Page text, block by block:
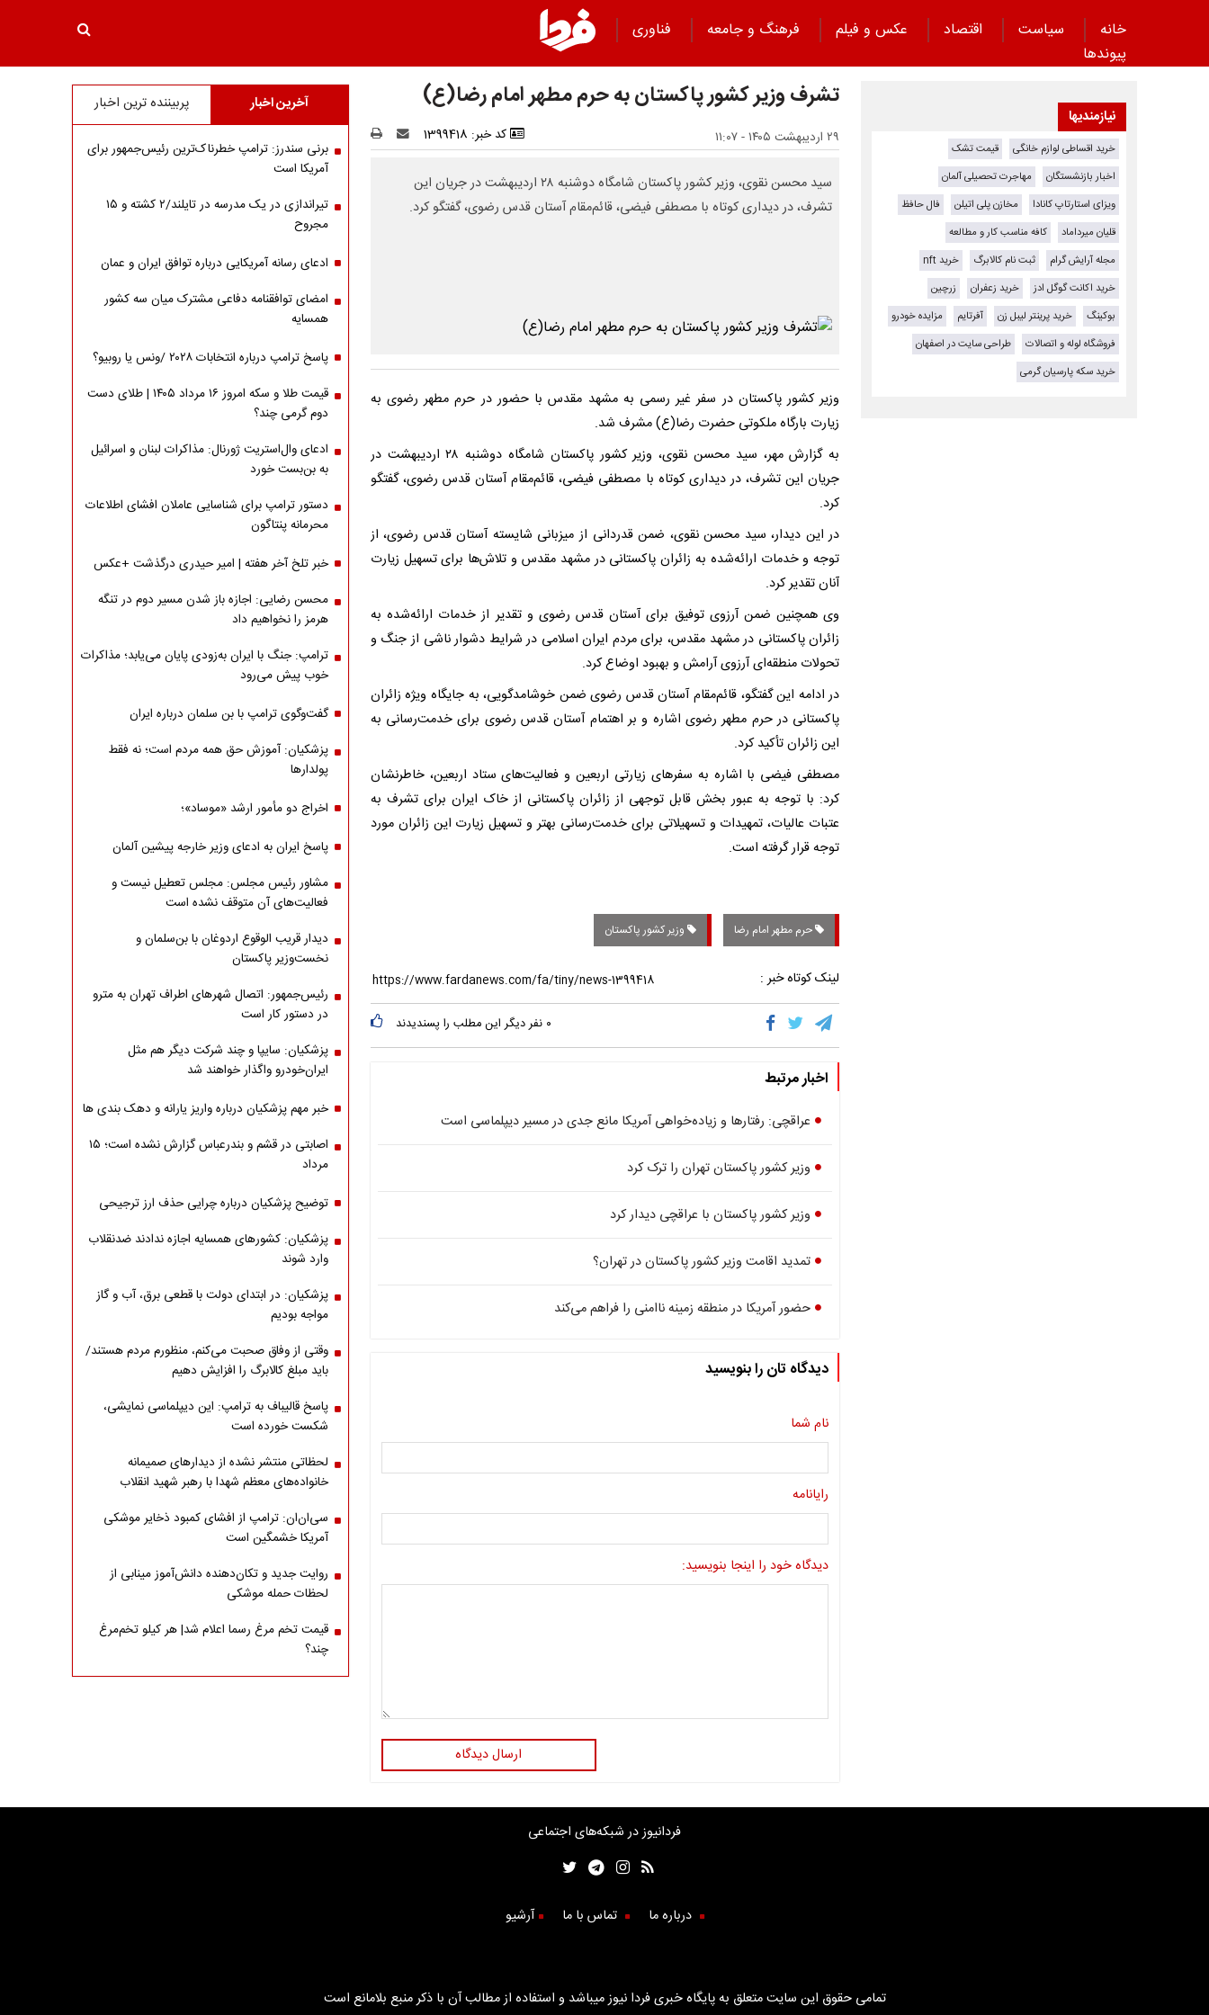
خانه سیاست اقتصاد عکس و فیلم فرهنگ و جامعه
فناوری
پیوند‌ها
تشرف وزیر کشور پاکستان به حرم مطهر امام رضا(ع)
۲۹ اردیبهشت ۱۴۰۵ - ۱۱:۰۷ کد خبر: 1399418
سید محسن نقوی، وزیر کشور پاکستان شامگاه دوشنبه ۲۸ اردیبهشت در جریان این
تشرف، در دیداری کوتاه با مصطفی فیضی، قائم‌مقام آستان قدس رضوی، گفتگو کرد.
وزیر کشور پاکستان در سفر غیر رسمی به مشهد مقدس با حضور در حرم مطهر رضوی به
زیارت بارگاه ملکوتی حضرت رضا(ع) مشرف شد.
به گزارش مهر، سید محسن نقوی، وزیر کشور پاکستان شامگاه دوشنبه ۲۸ اردیبهشت در
جریان این تشرف، در دیداری کوتاه با مصطفی فیضی، قائم‌مقام آستان قدس رضوی، گفتگو
کرد.
در این دیدار، سید محسن نقوی، ضمن قدردانی از میزبانی شایسته آستان قدس رضوی، از
توجه و خدمات ارائه‌شده به زائران پاکستانی در مشهد مقدس و تلاش‌ها برای تسهیل زیارت
آنان تقدیر کرد.
وی همچنین ضمن آرزوی توفیق برای آستان قدس رضوی و تقدیر از خدمات ارائه‌شده به
زائران پاکستانی در مشهد مقدس، برای مردم ایران اسلامی در شرایط دشوار ناشی از جنگ و
تحولات منطقه‌ای آرزوی آرامش و بهبود اوضاع کرد.
در ادامه این گفتگو، قائم‌مقام آستان قدس رضوی ضمن خوشامدگویی، به جایگاه ویژه زائران
پاکستانی در حرم مطهر رضوی اشاره و بر اهتمام آستان قدس رضوی برای خدمت‌رسانی به
این زائران تأکید کرد.
مصطفی فیضی با اشاره به سفرهای زیارتی اربعین و فعالیت‌های ستاد اربعین، خاطرنشان
کرد: با توجه به عبور بخش قابل توجهی از زائران پاکستانی از خاک ایران برای تشرف به
عتبات عالیات، تمهیدات و تسهیلاتی برای خدمت‌رسانی بهتر و تسهیل زیارت این زائران مورد
توجه قرار گرفته است.
حرم مطهر امام رضا وزیر کشور پاکستان
لینک کوتاه خبر :
۰ نفر دیگر این مطلب را پسندیدند
اخبار مرتبط
عراقچی: رفتارها و زیاده‌خواهی آمریکا مانع جدی در مسیر دیپلماسی است
وزیر کشور پاکستان تهران را ترک کرد
وزیر کشور پاکستان با عراقچی دیدار کرد
تمدید اقامت وزیر کشور پاکستان در تهران؟
حضور آمریکا در منطقه زمینه ناامنی را فراهم می‌کند
دیدگاه تان را بنویسید
نام شما
رایانامه
دیدگاه خود را اینجا بنویسید:
ارسال دیدگاه
نیازمندیها
خرید اقساطی لوازم خانگی
قیمت تشک
اخبار بازنشستگان
مهاجرت تحصیلی آلمان
ویزای استارتاپ کانادا
مخازن پلی اتیلن
فال حافظ
قلیان میرداماد
کافه مناسب کار و مطالعه
مجله آرایش گرام
ثبت نام کالابرگ
خرید nft
خرید اکانت گوگل ادز
خرید زعفران
زرچین
بوکینگ
خرید پرینتر لیبل زن آفرتایم
مزایده خودرو
فروشگاه لوله و اتصالات
طراحی سایت در اصفهان
خرید سکه پارسیان گرمی
آخرین اخبار پربیننده ترین اخبار
برنی سندرز: ترامپ خطرناک‌ترین رئیس‌جمهور برای
آمریکا است
تیراندازی در یک مدرسه در تایلند/۲ کشته و ۱۵
مجروح
ادعای رسانه آمریکایی درباره توافق ایران و عمان
امضای توافقنامه دفاعی مشترک میان سه کشور
همسایه
پاسخ ترامپ درباره انتخابات ۲۰۲۸ /ونس یا روبیو؟
قیمت طلا و سکه امروز ۱۶ مرداد ۱۴۰۵ | طلای دست
دوم گرمی چند؟
ادعای وال‌استریت ژورنال: مذاکرات لبنان و اسرائیل
به بن‌بست خورد
دستور ترامپ برای شناسایی عاملان افشای اطلاعات
محرمانه پنتاگون
خبر تلخ آخر هفته | امیر حیدری درگذشت +عکس
محسن رضایی: اجازه باز شدن مسیر دوم در تنگه
هرمز را نخواهیم داد
ترامپ: جنگ با ایران به‌زودی پایان می‌یابد؛ مذاکرات
خوب پیش می‌رود
گفت‌وگوی ترامپ با بن سلمان درباره ایران
پزشکیان: آموزش حق همه مردم است؛ نه فقط
پولدارها
اخراج دو مأمور ارشد «موساد»؛
پاسخ ایران به ادعای وزیر خارجه پیشین آلمان
مشاور رئیس مجلس: مجلس تعطیل نیست و
فعالیت‌های آن متوقف نشده است
دیدار قریب الوقوع اردوغان با بن‌سلمان و
نخست‌وزیر پاکستان
رئیس‌جمهور: اتصال شهرهای اطراف تهران به مترو
در دستور کار است
پزشکیان: سایپا و چند شرکت دیگر هم مثل
ایران‌خودرو واگذار خواهند شد
خبر مهم پزشکیان درباره واریز یارانه و دهک بندی ها
اصابتی در قشم و بندرعباس گزارش نشده است؛ ۱۵
مرداد
توضیح پزشکیان درباره چرایی حذف ارز ترجیحی
پزشکیان: کشورهای همسایه اجازه ندادند ضدنقلاب
وارد شوند
پزشکیان: در ابتدای دولت با قطعی برق، آب و گاز
مواجه بودیم
وقتی از وفاق صحبت می‌کنم، منظورم مردم هستند/
باید مبلغ کالابرگ را افزایش دهیم
پاسخ قالیباف به ترامپ: این دیپلماسی نمایشی،
شکست خورده است
لحظاتی منتشر نشده از دیدارهای صمیمانه
خانواده‌های معظم شهدا با رهبر شهید انقلاب
سی‌ان‌ان: ترامپ از افشای کمبود ذخایر موشکی
آمریکا خشمگین است
روایت جدید و تکان‌دهنده دانش‌آموز مینابی از
لحظات حمله موشکی
قیمت تخم مرغ رسما اعلام شد| هر کیلو تخم‌مرغ
چند؟
فردانیوز در شبکه‌های اجتماعی
درباره ما تماس با ما آرشیو
تمامی حقوق این سایت متعلق به پایگاه خبری فردا نیوز میباشد و استفاده از مطالب آن با ذکر منبع بلامانع است